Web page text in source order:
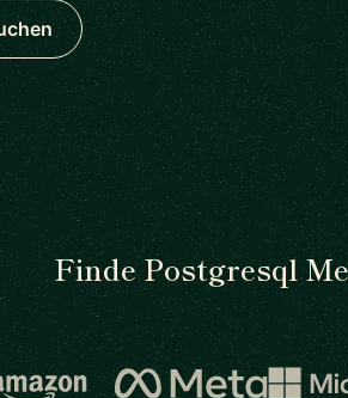
Finde Postgresql